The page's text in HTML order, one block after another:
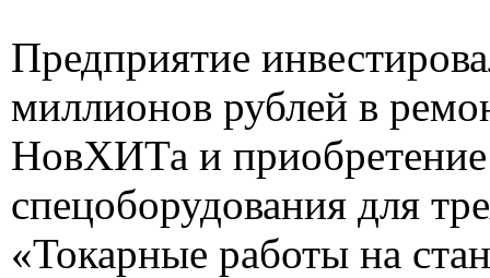
Предприятие
миллионов рублей в
НовХИТа и
спецоборудования для
«Токарные работы на